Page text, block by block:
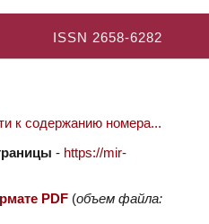
ISSN 2658-6282
к содержанию номера...
- https://mir-
PDF (объем файла: